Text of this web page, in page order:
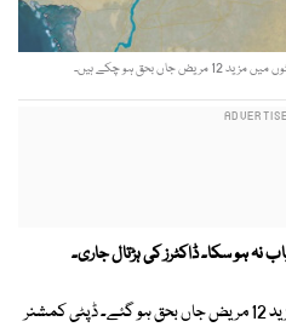
پی ایم سی اسپتال میں 24 گھنٹوں میں مزید 12 مریض جاں بحق ہو گئے۔ ڈپٹی کمشنر